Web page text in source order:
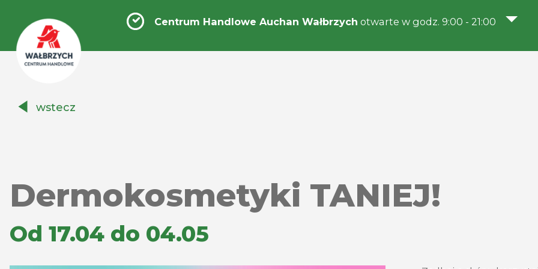
Handlowe
Centrum Handlowe Auchan Wałbrzych otwarte w godz. 9:00 - 21:00
wstecz
Dermokosmetyki TANIEJ!
Od 17.04 do 04.05